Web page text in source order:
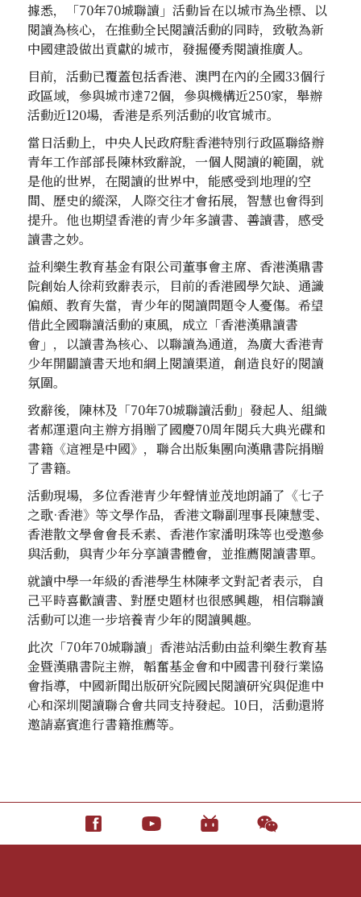
據悉，「70年70城聯讀」活動旨在以城市為坐標、以
閱讀為核心，在推動全民閱讀活動的同時，致敬為新
中國建設做出貢獻的城市，發掘優秀閱讀推廣人。
目前，活動已覆蓋包括香港、澳門在內的全國33個行
政區域，參與城市達72個，參與機構近250家，舉辦
活動近120場，香港是系列活動的收官城市。
當日活動上，中央人民政府駐香港特別行政區聯絡辦
青年工作部部長陳林致辭說，一個人閱讀的範圍，就
是他的世界，在閱讀的世界中，能感受到地理的空
間、歷史的縱深，人際交往才會拓展，智慧也會得到
提升。他也期望香港的青少年多讀書、善讀書，感受
讀書之妙。
益利樂生教育基金有限公司董事會主席、香港漢鼎書
院創始人徐莉致辭表示，目前的香港國學欠缺、通識
偏頗、教育失當，青少年的閱讀問題令人憂傷。希望
借此全國聯讀活動的東風，成立「香港漢鼎讀書
會」，以讀書為核心、以聯讀為通道，為廣大香港青
少年開闢讀書天地和網上閱讀渠道，創造良好的閱讀
氛圍。
致辭後，陳林及「70年70城聯讀活動」發起人、組織
者郝運還向主辦方捐贈了國慶70周年閱兵大典光碟和
書籍《這裡是中國》，聯合出版集團向漢鼎書院捐贈
了書籍。
活動現場，多位香港青少年聲情並茂地朗誦了《七子
之歌·香港》等文學作品，香港文聯副理事長陳慧雯、
香港散文學會會長禾素、香港作家潘明珠等也受邀參
與活動，與青少年分享讀書體會，並推薦閱讀書單。
就讀中學一年級的香港學生林陳孝文對記者表示，自
己平時喜歡讀書、對歷史題材也很感興趣，相信聯讀
活動可以進一步培養青少年的閱讀興趣。
此次「70年70城聯讀」香港站活動由益利樂生教育基
金暨漢鼎書院主辦，韜奮基金會和中國書刊發行業協
會指導，中國新聞出版研究院國民閱讀研究與促進中
心和深圳閱讀聯合會共同支持發起。10日，活動還將
邀請嘉賓進行書籍推薦等。